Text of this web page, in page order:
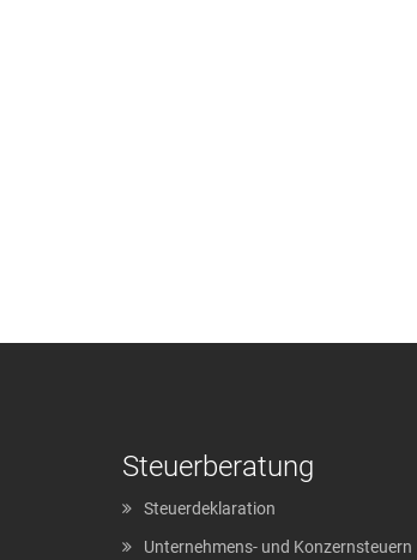
Steuerberatung
Steuerdeklaration
Unternehmens- und Konzernsteuern